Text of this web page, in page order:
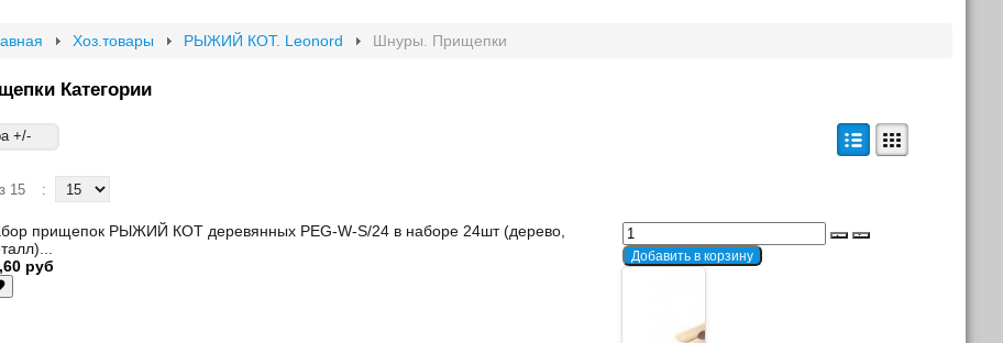
Хоз.товары РЫЖИЙ КОТ. Leonord Шнуры. Прищепки
Категории
+/-
15 :
прищепок РЫЖИЙ КОТ деревянных PEG-W-S/24 в наборе 24шт (дерево,
руб